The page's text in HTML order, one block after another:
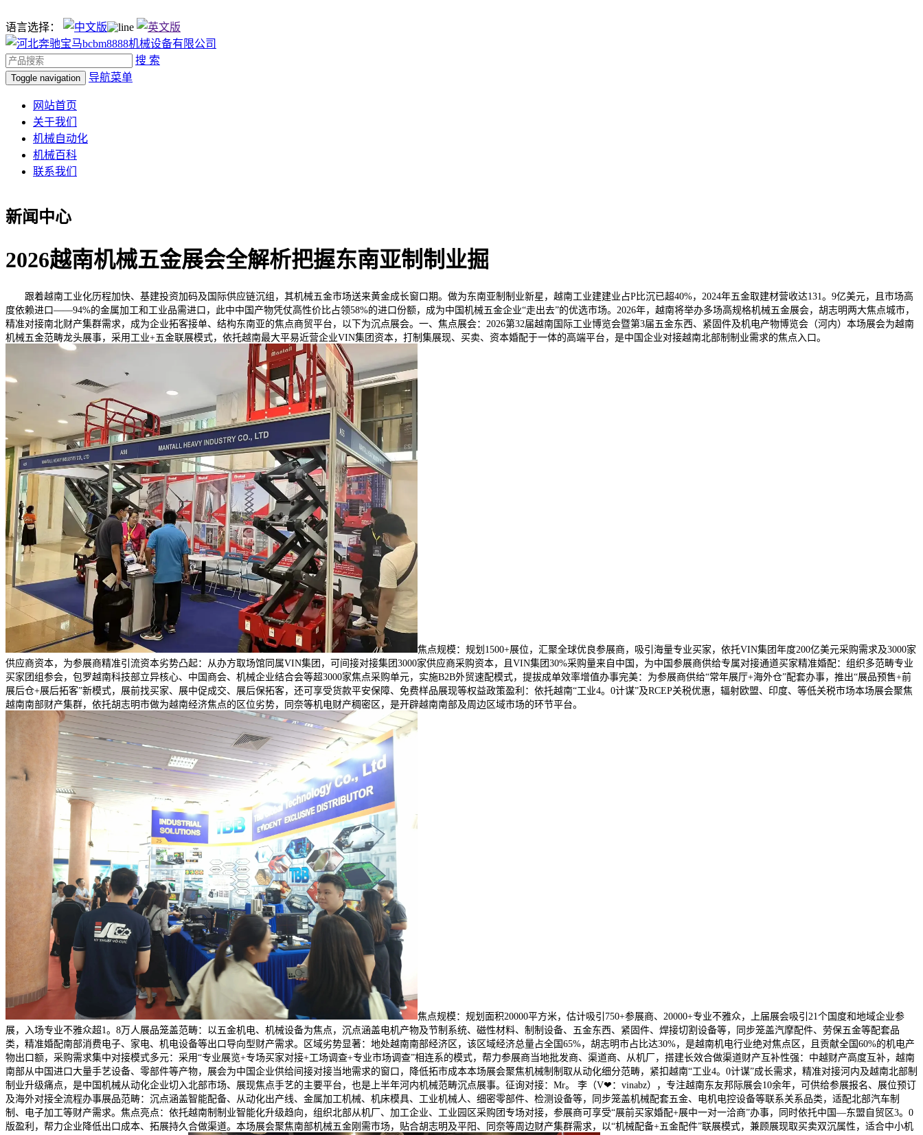
语言选择：
搜 索
Toggle navigation 导航菜单
网站首页
关于我们
机械自动化
机械百科
联系我们
新闻中心
2026越南机械五金展会全解析把握东南亚制制业掘
跟着越南工业化历程加快、基建投资加码及国际供应链沉组，其机械五金市场送来黄金成长窗口期。做为东南亚制制业新星，越南工业建建业占P比沉已超40%，2024年五金取建材营收达131。9亿美元，且市场高
度依赖进口——94%的金属加工和工业品需进口，此中中国产物凭仗高性价比占领58%的进口份额，成为中国机械五金企业“走出去”的优选市场。2026年，越南将举办多场高规格机械五金展会，胡志明两大焦点城市，
精准对接南北财产集群需求，成为企业拓客接单、结构东南亚的焦点商贸平台，以下为沉点展会。一、焦点展会：2026第32届越南国际工业博览会暨第3届五金东西、紧固件及机电产物博览会（河内）本场展会为越南
机械五金范畴龙头展事，采用工业+五金联展模式，依托越南最大平易近营企业VIN集团资本，打制集展现、买卖、资本婚配于一体的高端平台，是中国企业对接越南北部制制业需求的焦点入口。
焦点规模：规划1500+展位，汇聚全球优良参展商，吸引海量专业买家，依托VIN集团年度200亿美元采购需求及3000家
供应商资本，为参展商精准引流资本劣势凸起：从办方取场馆同属VIN集团，可间接对接集团3000家供应商采购资本，且VIN集团30%采购量来自中国，为中国参展商供给专属对接通道买家精准婚配：组织多范畴专业
买家团组参会，包罗越南科技部立异核心、中国商会、机械企业结合会等超3000家焦点采购单元，实施B2B外贸速配模式，提拔成单效率增值办事完美：为参展商供给“常年展厅+海外仓”配套办事，推出“展品预售+前
展后仓+展后拓客”新模式，展前找买家、展中促成交、展后保拓客，还可享受货款平安保障、免费样品展现等权益政策盈利：依托越南“工业4。0计谋”及RCEP关税优惠，辐射欧盟、印度、等低关税市场本场展会聚焦
越南南部财产集群，依托胡志明市做为越南经济焦点的区位劣势，同奈等机电财产稠密区，是开辟越南南部及周边区域市场的环节平台。
焦点规模：规划面积20000平方米，估计吸引750+参展商、20000+专业不雅众，上届展会吸引21个国度和地域企业参
展，入场专业不雅众超1。8万人展品笼盖范畴：以五金机电、机械设备为焦点，沉点涵盖电机产物及节制系统、磁性材料、制制设备、五金东西、紧固件、焊接切割设备等，同步笼盖汽摩配件、劳保五金等配套品
类，精准婚配南部消费电子、家电、机电设备等出口导向型财产需求。区域劣势显著：地处越南南部经济区，该区域经济总量占全国65%，胡志明市占比达30%，是越南机电行业绝对焦点区，且贡献全国60%的机电产
物出口额，采购需求集中对接模式多元：采用“专业展览+专场买家对接+工场调查+专业市场调查”相连系的模式，帮力参展商当地批发商、渠道商、从机厂，搭建长效合做渠道财产互补性强：中越财产高度互补，越南
南部从中国进口大量手艺设备、零部件等产物，展会为中国企业供给间接对接当地需求的窗口，降低拓市成本本场展会聚焦机械制制取从动化细分范畴，紧扣越南“工业4。0计谋”成长需求，精准对接河内及越南北部制
制业升级痛点，是中国机械从动化企业切入北部市场、展现焦点手艺的主要平台，也是上半年河内机械范畴沉点展事。征询对接：Mr。 李（V❤：vinabz），专注越南东友邦际展会10余年，可供给参展报名、展位预订
及海外对接全流程办事展品范畴：沉点涵盖智能配备、从动化出产线、金属加工机械、机床模具、工业机械人、细密零部件、检测设备等，同步笼盖机械配套五金、电机电控设备等联系关系品类，适配北部汽车制
制、电子加工等财产需求。焦点亮点：依托越南制制业智能化升级趋向，组织北部从机厂、加工企业、工业园区采购团专场对接，参展商可享受“展前买家婚配+展中一对一洽商”办事，同时依托中国—东盟自贸区3。0
版盈利，帮力企业降低出口成本、拓展持久合做渠道。本场展会聚焦南部机械五金刚需市场，贴合胡志明及平阳、同奈等周边财产集群需求，以“机械配备+五金配件”联展模式，兼顾展现取买卖双沉属性，适合中小机